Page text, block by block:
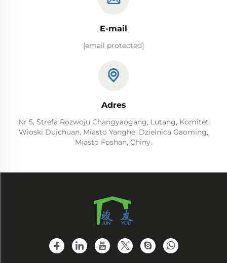
E-mail
[email protected]
Adres
Nr 5, Strefa Rozwoju Changyaogang, Lutang, Komitet
Wioski Duichuan, Miasto Yanghe, Dzielnica Gaoming,
Miasto Foshan, Chiny.